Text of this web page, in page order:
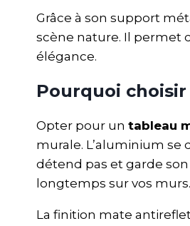
Grâce à son support
scène nature. Il permet
élégance.
Pourquoi
Opter pour un tableau
murale. L’aluminium se
détend pas et garde
longtemps sur vos murs.
La finition mate